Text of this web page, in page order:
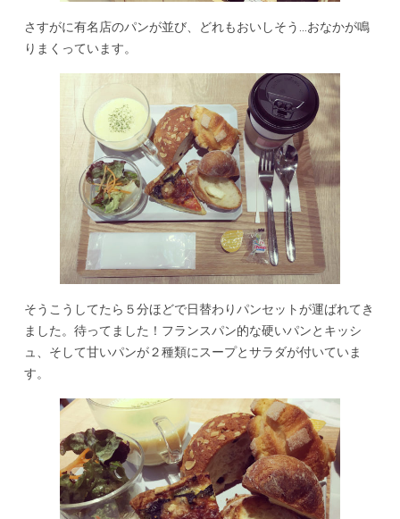
さすがに有名店のパンが並び、どれもおいしそう…おなかが鳴
りまくっています。
そうこうしてたら５分ほどで日替わりパンセットが運ばれてき
ました。待ってました！フランスパン的な硬いパンとキッシ
ュ、そして甘いパンが２種類にスープとサラダが付いていま
す。